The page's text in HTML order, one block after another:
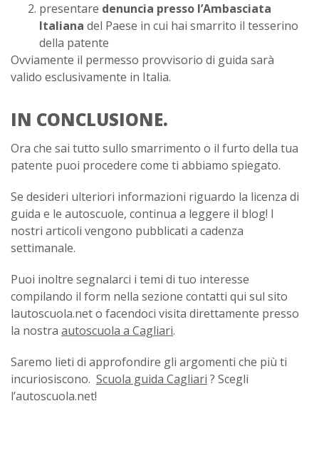
presentare denuncia presso l’Ambasciata
Italiana del Paese in cui hai smarrito il tesserino
della patente
Ovviamente il permesso provvisorio di guida sarà
valido esclusivamente in Italia.
IN CONCLUSIONE.
Ora che sai tutto sullo smarrimento o il furto della tua
patente puoi procedere come ti abbiamo spiegato.
Se desideri ulteriori informazioni riguardo la licenza di
guida e le autoscuole, continua a leggere il blog! I
nostri articoli vengono pubblicati a cadenza
settimanale.
Puoi inoltre segnalarci i temi di tuo interesse
compilando il form nella sezione contatti qui sul sito
lautoscuola.net o facendoci visita direttamente presso
la nostra autoscuola a Cagliari.
Saremo lieti di approfondire gli argomenti che più ti
incuriosiscono. Scuola guida Cagliari ? Scegli
l’autoscuola.net!